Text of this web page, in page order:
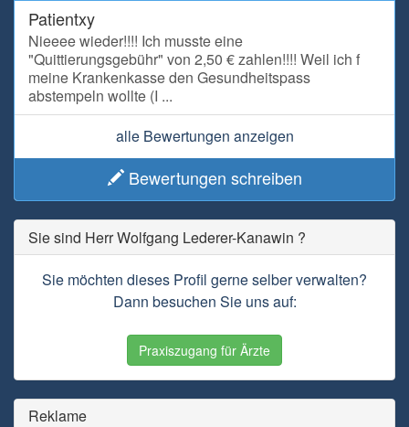
Patientxy
Nieeee wieder!!!! Ich musste eine
"Quittierungsgebühr" von 2,50 € zahlen!!!! Weil ich f
meine Krankenkasse den Gesundheitspass
abstempeln wollte (I ...
alle Bewertungen anzeigen
Bewertungen schreiben
Sie sind Herr Wolfgang Lederer-Kanawin ?
Sie möchten dieses Profil gerne selber verwalten?
Dann besuchen Sie uns auf:
Praxiszugang für Ärzte
Reklame